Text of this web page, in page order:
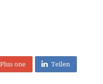
Plus one Teilen